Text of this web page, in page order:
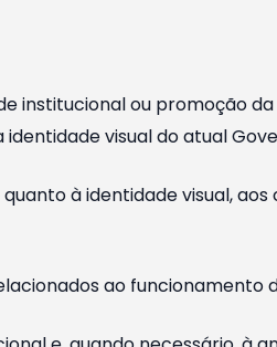
institucional ou promoção da
visual do atual
à identidade visual,
ao funcionamento